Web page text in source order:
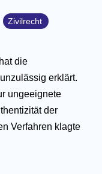
Zivilrecht
die
erklärt.
ungeeignete
der
Verfahren klagte